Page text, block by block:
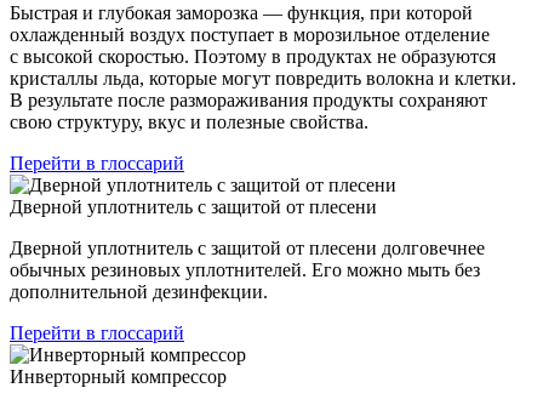
Быстрая и глубокая заморозка — функция, при которой
охлажденный воздух поступает в морозильное отделение
с высокой скоростью. Поэтому в продуктах не образуются
кристаллы льда, которые могут повредить волокна и клетки.
В результате после размораживания продукты сохраняют
свою структуру, вкус и полезные свойства.
Перейти в глоссарий
Дверной уплотнитель с защитой от плесени
Дверной уплотнитель с защитой от плесени долговечнее
обычных резиновых уплотнителей. Его можно мыть без
дополнительной дезинфекции.
Перейти в глоссарий
Инверторный компрессор